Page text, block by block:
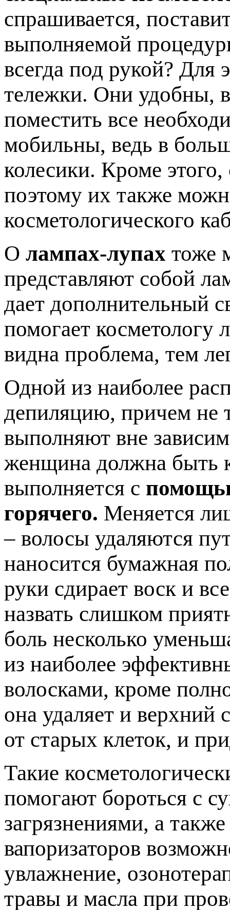
спрашивается,
выполняемой
всегда под рукой? Для
тележки. Они удобны,
поместить все
мобильны, ведь в
колесики. Кроме
поэтому их также
косметологического
О лампах-лупах тоже
представляют собой
дает дополнительный
помогает косметологу
видна проблема, тем
Одной из наиболее
депиляцию, причем не
выполняют вне
женщина должна быть
выполняется с
горячего. Меняется
– волосы удаляются
наносится бумажная
руки сдирает воск и
назвать слишком
боль несколько
из наиболее
волосками, кроме
она удаляет и верхний
от старых клеток, и
Такие
помогают бороться с
загрязнениями, а
вапоризаторов
увлажнение,
травы и масла при